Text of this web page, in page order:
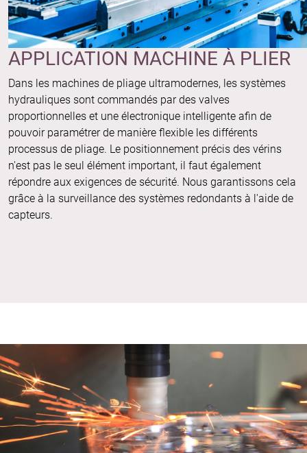
APPLICATION MACHINE À PLIER
Dans les machines de pliage ultramodernes, les systèmes
hydrauliques sont commandés par des valves
proportionnelles et une électronique intelligente afin de
pouvoir paramétrer de manière flexible les différents
processus de pliage. Le positionnement précis des vérins
n'est pas le seul élément important, il faut également
répondre aux exigences de sécurité. Nous garantissons cela
grâce à la surveillance des systèmes redondants à l'aide de
capteurs.